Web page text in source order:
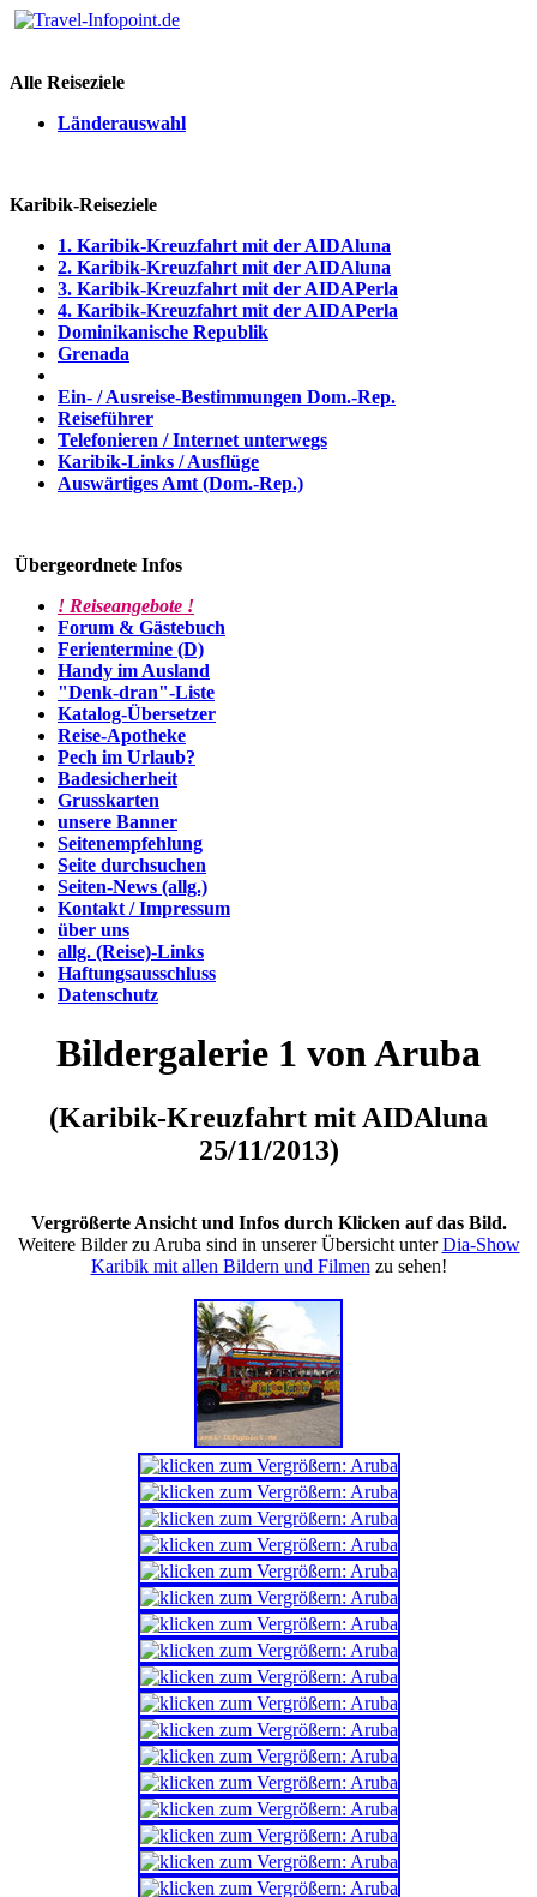
Alle Reiseziele
Länderauswahl
Karibik-Reiseziele
1. Karibik-Kreuzfahrt mit der AIDAluna
2. Karibik-Kreuzfahrt mit der AIDAluna
3. Karibik-Kreuzfahrt mit der AIDAPerla
4. Karibik-Kreuzfahrt mit der AIDAPerla
Dominikanische Republik
Grenada
Ein- / Ausreise-Bestimmungen Dom.-Rep.
Reiseführer
Telefonieren / Internet unterwegs
Karibik-Links / Ausflüge
Auswärtiges Amt (Dom.-Rep.)
Übergeordnete Infos
! Reiseangebote !
Forum & Gästebuch
Ferientermine (D)
Handy im Ausland
"Denk-dran"-Liste
Katalog-Übersetzer
Reise-Apotheke
Pech im Urlaub?
Badesicherheit
Grusskarten
unsere Banner
Seitenempfehlung
Seite durchsuchen
Seiten-News (allg.)
Kontakt / Impressum
über uns
allg. (Reise)-Links
Haftungsausschluss
Datenschutz
Bildergalerie 1 von Aruba
(Karibik-Kreuzfahrt mit AIDAluna
25/11/2013)
Vergrößerte Ansicht und Infos durch Klicken auf das Bild.
Weitere Bilder zu Aruba sind in unserer Übersicht unterDia-Show
Karibik mit allen Bildern und Filmen zu sehen!